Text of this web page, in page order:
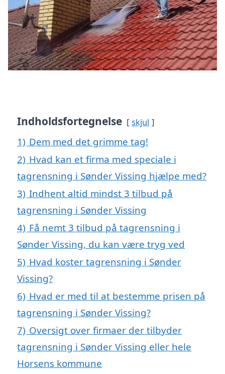
Indholdsfortegnelse skjul
1) Dem med det grimme tag!
2) Hvad kan et firma med speciale i
tagrensning i Sønder Vissing hjælpe med?
3) Indhent altid mindst 3 tilbud på
tagrensning i Sønder Vissing
4) Få nemt 3 tilbud på tagrensning i
Sønder Vissing, du kan være tryg ved
5) Hvad koster tagrensning i Sønder
Vissing?
6) Hvad er med til at bestemme prisen på
tagrensning i Sønder Vissing?
7) Oversigt over firmaer der tilbyder
tagrensning i Sønder Vissing eller hele
Horsens kommune